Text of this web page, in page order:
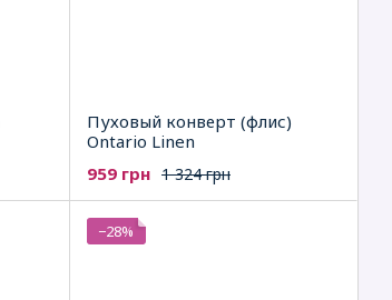
Пуховый конверт (флис)
Ontario Linen
1 324 грн
959 грн
−28%